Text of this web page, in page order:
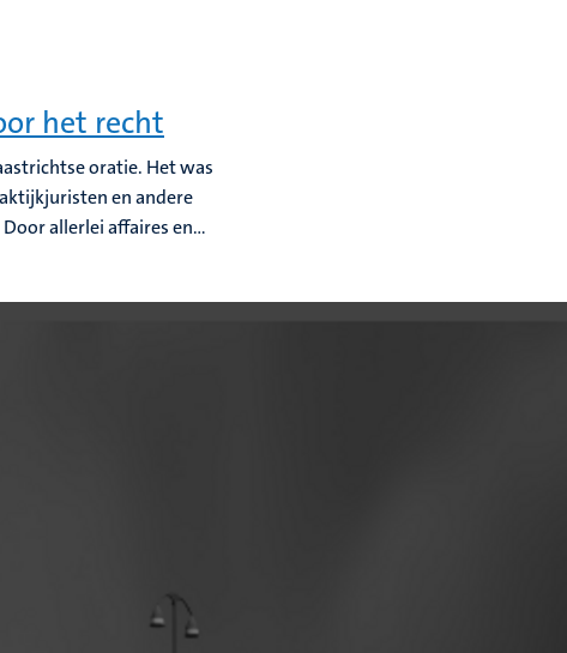
het recht
oratie. Het was
en andere
allerlei affaires en...